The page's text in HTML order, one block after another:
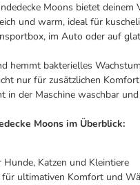
Moons bietet deinem
und warm, ideal für
im Auto oder auf
hemmt bakterielles
nur für zusätzlichen
in der Maschine waschbar
Moons im Überblick:
Katzen und Kleintiere
für ultimativen Komfort und